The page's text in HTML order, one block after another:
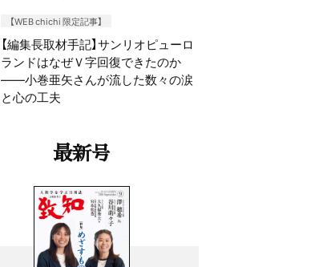
【WEB chichi 限定記事】
【編集長取材手記】サンリオピューロ
ランドはなぜＶ字回復できたのか
——小巻亜矢さんが流した数々の涙
と心の工夫
最新号